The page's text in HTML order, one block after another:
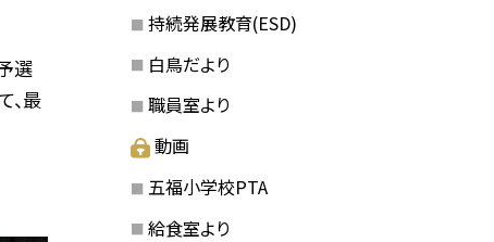
選
、最
持続発展教育(ESD)
白鳥だより
職員室より
動画
五福小学校PTA
給食室より